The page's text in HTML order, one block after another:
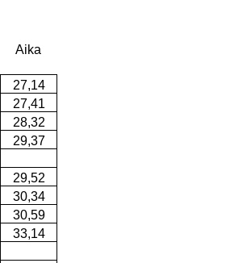
Aika
27,14
27,41
28,32
29,37
29,52
30,34
30,59
33,14